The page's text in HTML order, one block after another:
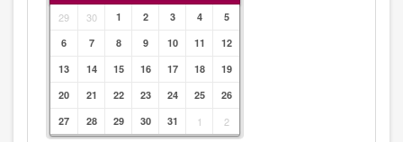
29 30 1 2 3 4
5
6
7 8 9 10 11
12
13
14 15 16 17 18
19
20
21 22 23 24 25
26
27
28 29 30 31 1 2